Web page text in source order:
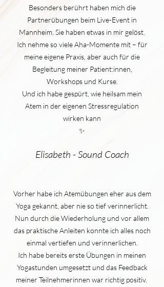
Besonders berührt haben mich die
Partnerübungen beim Live-Event in
Mannheim. Sie haben etwas in mir gelöst.
Ich nehme so viele Aha-Momente mit – für
meine eigene Praxis, aber auch für die
Begleitung meiner Patient:innen,
Workshops und Kurse.
Und ich habe gespürt, wie heilsam mein
Atem in der eigenen Stressregulation
wirken kann
✨
Elisabeth - Sound Coach
Vorher habe ich Atemübungen eher aus dem
Yoga gekannt, aber nie so tief verinnerlicht.
Nun durch die Wiederholung und vor allem
das praktische Anleiten konnte ich alles noch
einmal vertiefen und verinnerlichen.
Ich habe bereits erste Übungen in meinen
Yogastunden umgesetzt und das Feedback
meiner Teilnehmerinnen war richtig positiv.